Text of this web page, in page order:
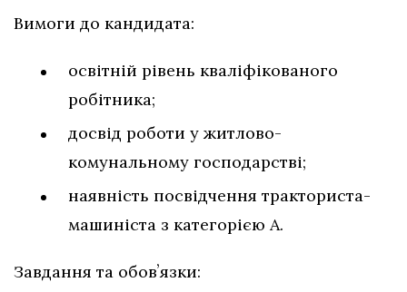
Вимоги до кандидата:
освітній рівень кваліфікованого
робітника;
досвід роботи у житлово-
комунальному господарстві;
наявність посвідчення тракториста-
машиніста з категорією А.
Завдання та обовʼязки: